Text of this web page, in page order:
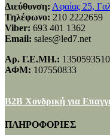
Διεύθυνση: Αφαίας 25,
Τηλέφωνο: 210 2222659
Viber: 693 401 1362
Email: sales@led7.net
Αρ. Γ.Ε.ΜΗ.:
ΑΦΜ: 107550833
B2B Χονδρική για
ΠΛΗΡΟΦΟΡΙΕΣ